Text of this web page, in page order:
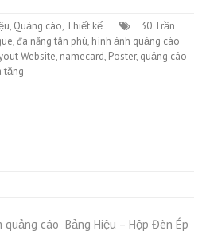
, Quảng cáo, Thiết kế
30 Trần
,đa năng tân phú, hình ảnh quảng cáo
Website, namecard, Poster, quảng cáo
tặng
cáo Bảng Hiệu – Hộp Đèn Ép